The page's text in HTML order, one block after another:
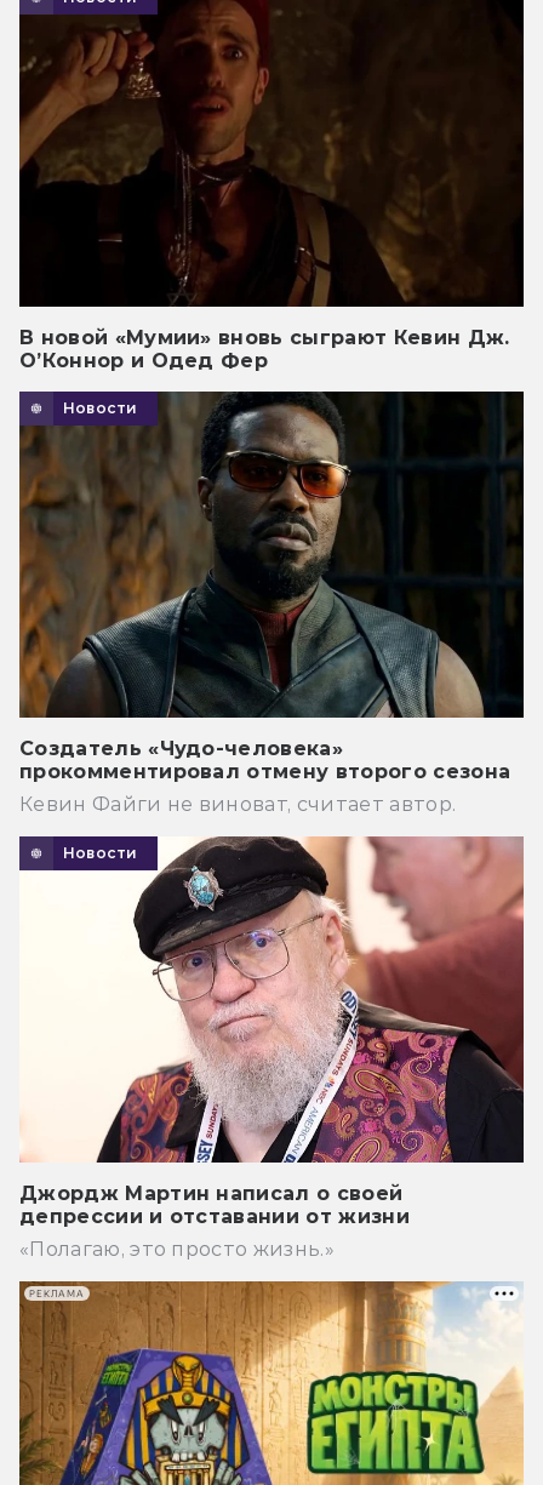
В новой «Мумии» вновь сыграют Кевин Дж.
О’Коннор и Одед Фер
Новости
Создатель «Чудо-человека»
прокомментировал отмену второго сезона
Кевин Файги не виноват, считает автор.
Новости
Джордж Мартин написал о своей
депрессии и отставании от жизни
«Полагаю, это просто жизнь.»
РЕКЛАМА